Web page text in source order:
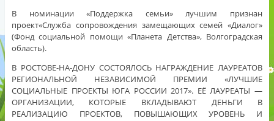
В номинации «Поддержка семьи» лучшим признан
проект«Служба сопровождения замещающих семей «Диалог»
(Фонд социальной помощи «Планета Детства», Волгоградская
область).
В РОСТОВЕ-НА-ДОНУ СОСТОЯЛОСЬ НАГРАЖДЕНИЕ ЛАУРЕАТОВ
РЕГИОНАЛЬНОЙ НЕЗАВИСИМОЙ ПРЕМИИ «ЛУЧШИЕ
СОЦИАЛЬНЫЕ ПРОЕКТЫ ЮГА РОССИИ 2017». ЕЁ ЛАУРЕАТЫ —
ОРГАНИЗАЦИИ, КОТОРЫЕ ВКЛАДЫВАЮТ ДЕНЬГИ В
РЕАЛИЗАЦИЮ ПРОЕКТОВ, ПОВЫШАЮЩИХ УРОВЕНЬ И